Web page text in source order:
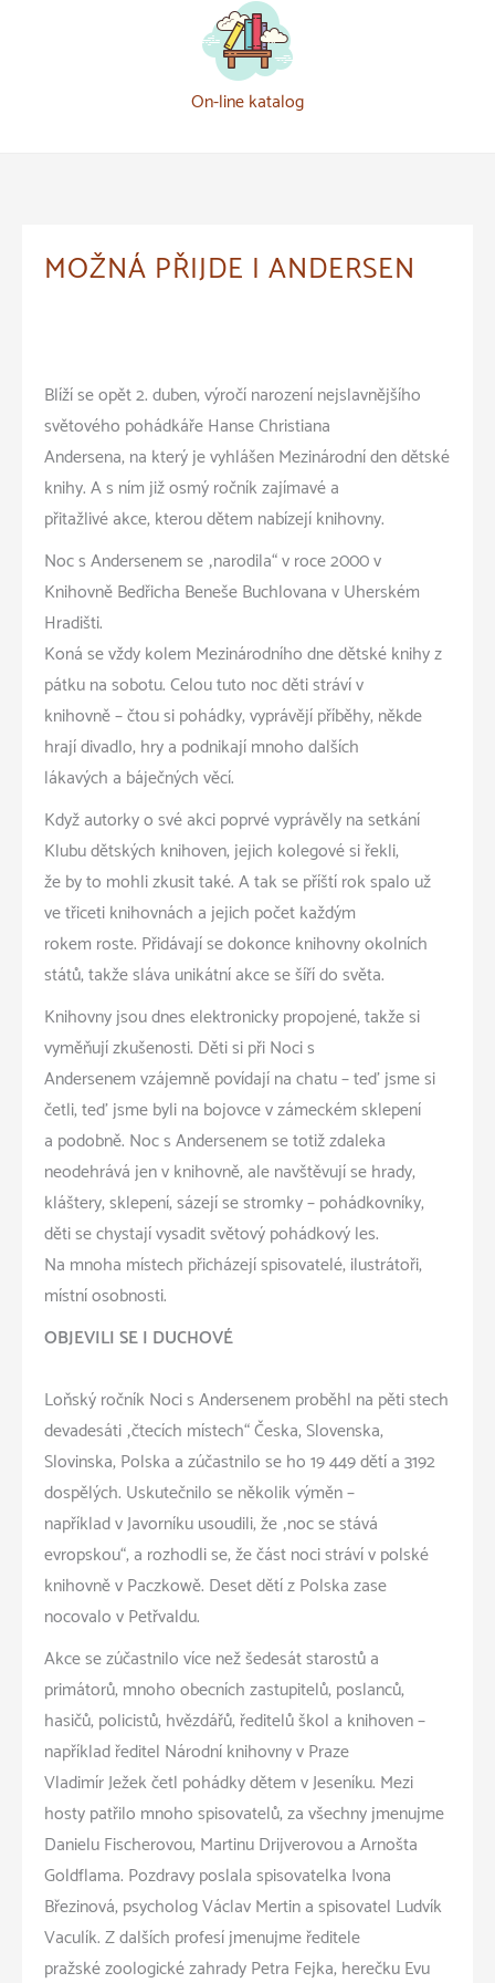
On-line katalog
MOŽNÁ PŘIJDE I ANDERSEN
Blíží se opět 2. duben, výročí narození nejslavnějšího
světového pohádkáře Hanse Christiana
Andersena, na který je vyhlášen Mezinárodní den dětské
knihy. A s ním již osmý ročník zajímavé a
přitažlivé akce, kterou dětem nabízejí knihovny.
Noc s Andersenem se „narodila“ v roce 2000 v
Knihovně Bedřicha Beneše Buchlovana v Uherském
Hradišti.
Koná se vždy kolem Mezinárodního dne dětské knihy z
pátku na sobotu. Celou tuto noc děti stráví v
knihovně – čtou si pohádky, vyprávějí příběhy, někde
hrají divadlo, hry a podnikají mnoho dalších
lákavých a báječných věcí.
Když autorky o své akci poprvé vyprávěly na setkání
Klubu dětských knihoven, jejich kolegové si řekli,
že by to mohli zkusit také. A tak se příští rok spalo už
ve třiceti knihovnách a jejich počet každým
rokem roste. Přidávají se dokonce knihovny okolních
států, takže sláva unikátní akce se šíří do světa.
Knihovny jsou dnes elektronicky propojené, takže si
vyměňují zkušenosti. Děti si při Noci s
Andersenem vzájemně povídají na chatu – teď jsme si
četli, teď jsme byli na bojovce v zámeckém sklepení
a podobně. Noc s Andersenem se totiž zdaleka
neodehrává jen v knihovně, ale navštěvují se hrady,
kláštery, sklepení, sázejí se stromky – pohádkovníky,
děti se chystají vysadit světový pohádkový les.
Na mnoha místech přicházejí spisovatelé, ilustrátoři,
místní osobnosti.
OBJEVILI SE I DUCHOVÉ
Loňský ročník Noci s Andersenem proběhl na pěti stech
devadesáti „čtecích místech“ Česka, Slovenska,
Slovinska, Polska a zúčastnilo se ho 19 449 dětí a 3192
dospělých. Uskutečnilo se několik výměn –
například v Javorníku usoudili, že „noc se stává
evropskou“, a rozhodli se, že část noci stráví v polské
knihovně v Paczkowě. Deset dětí z Polska zase
nocovalo v Petřvaldu.
Akce se zúčastnilo více než šedesát starostů a
primátorů, mnoho obecních zastupitelů, poslanců,
hasičů, policistů, hvězdářů, ředitelů škol a knihoven –
například ředitel Národní knihovny v Praze
Vladimír Ježek četl pohádky dětem v Jeseníku. Mezi
hosty patřilo mnoho spisovatelů, za všechny jmenujme
Danielu Fischerovou, Martinu Drijverovou a Arnošta
Goldflama. Pozdravy poslala spisovatelka Ivona
Březinová, psycholog Václav Mertin a spisovatel Ludvík
Vaculík. Z dalších profesí jmenujme ředitele
pražské zoologické zahrady Petra Fejka, herečku Evu